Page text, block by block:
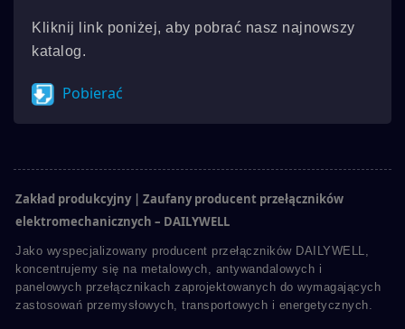
Kliknij link poniżej, aby pobrać nasz najnowszy
katalog.
Pobierać
Zakład produkcyjny | Zaufany producent przełączników
elektromechanicznych – DAILYWELL
Jako wyspecjalizowany producent przełączników DAILYWELL,
koncentrujemy się na metalowych, antywandalowych i
panelowych przełącznikach zaprojektowanych do wymagających
zastosowań przemysłowych, transportowych i energetycznych.